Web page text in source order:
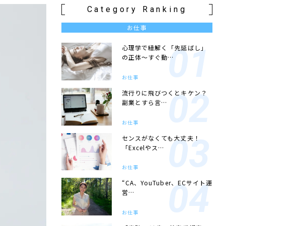
Category Ranking
お仕事
心理学で紐解く「先延ばし」
の正体〜すぐ動…
お仕事
流行りに飛びつくとキケン？
副業とすら言…
お仕事
センスがなくても大丈夫！
「Excelやス…
お仕事
“CA、YouTuber、ECサイト運
営…
お仕事